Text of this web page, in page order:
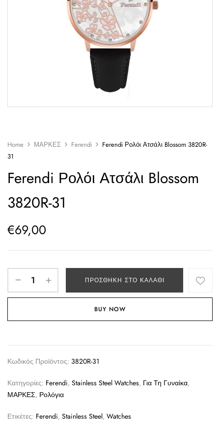
Home ΜΑΡΚΕΣ Ferendi
Ferendi Ρολόι Ατσάλι Blossom 3820R-
31
Ferendi Ρολόι Ατσάλι Blossom
3820R-31
€69,00
ΠΡΟΣΘΉΚΗ ΣΤΟ ΚΑΛΆΘΙ
BUY NOW
Κωδικός Προϊόντος: 3820R-31
Κατηγορίες: Ferendi, Stainless Steel Watches, Για Τη Γυναίκα,
ΜΑΡΚΕΣ, Ρολόγια
Ετικέτες: Ferendi, Stainless Steel, Watches